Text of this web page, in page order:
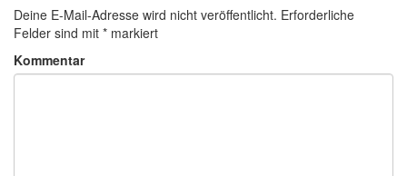
Deine E-Mail-Adresse wird nicht veröffentlicht. Erforderliche
Felder sind mit * markiert
Kommentar